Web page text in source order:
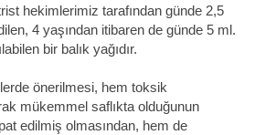
hekimlerimiz tarafından günde 2,5
4 yaşından itibaren de günde 5 ml.
bir balık yağıdır.
önerilmesi, hem toksik
mükemmel saflıkta olduğunun
edilmiş olmasından, hem de